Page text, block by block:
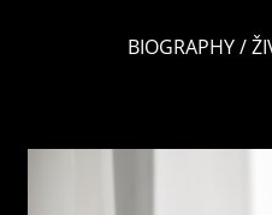
BIOGRAPHY /